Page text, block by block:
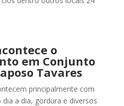
o
em Conjunto
Tavares
principalmente com
a dia, gordura e diversos